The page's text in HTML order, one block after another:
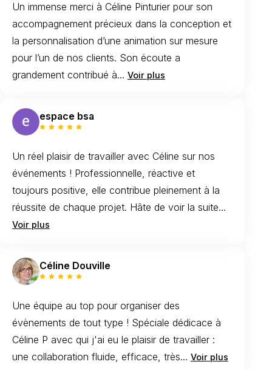
Un immense merci à Céline Pinturier pour son
accompagnement précieux dans la conception et
la personnalisation d’une animation sur mesure
pour l’un de nos clients. Son écoute a
grandement contribué à... Voir plus
espace bsa
Un réel plaisir de travailler avec Céline sur nos
événements ! Professionnelle, réactive et
toujours positive, elle contribue pleinement à la
réussite de chaque projet. Hâte de voir la suite...
Voir plus
Céline Douville
Une équipe au top pour organiser des
évènements de tout type ! Spéciale dédicace à
Céline P avec qui j'ai eu le plaisir de travailler :
une collaboration fluide, efficace, très... Voir plus